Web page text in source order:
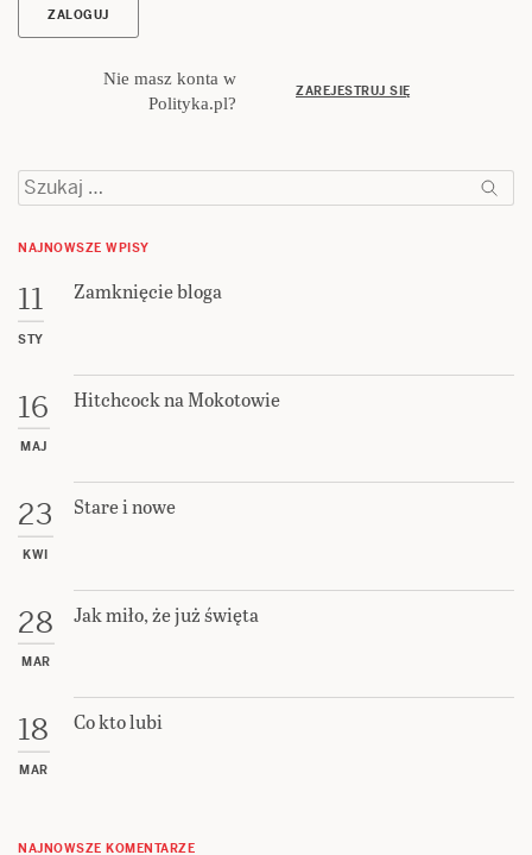
Nie masz konta w
Polityka.pl?
ZAREJESTRUJ SIĘ
Szukaj:
NAJNOWSZE WPISY
11
STY
Zamknięcie bloga
16
MAJ
Hitchcock na Mokotowie
23
KWI
Stare i nowe
28
MAR
Jak miło, że już święta
18
MAR
Co kto lubi
NAJNOWSZE KOMENTARZE